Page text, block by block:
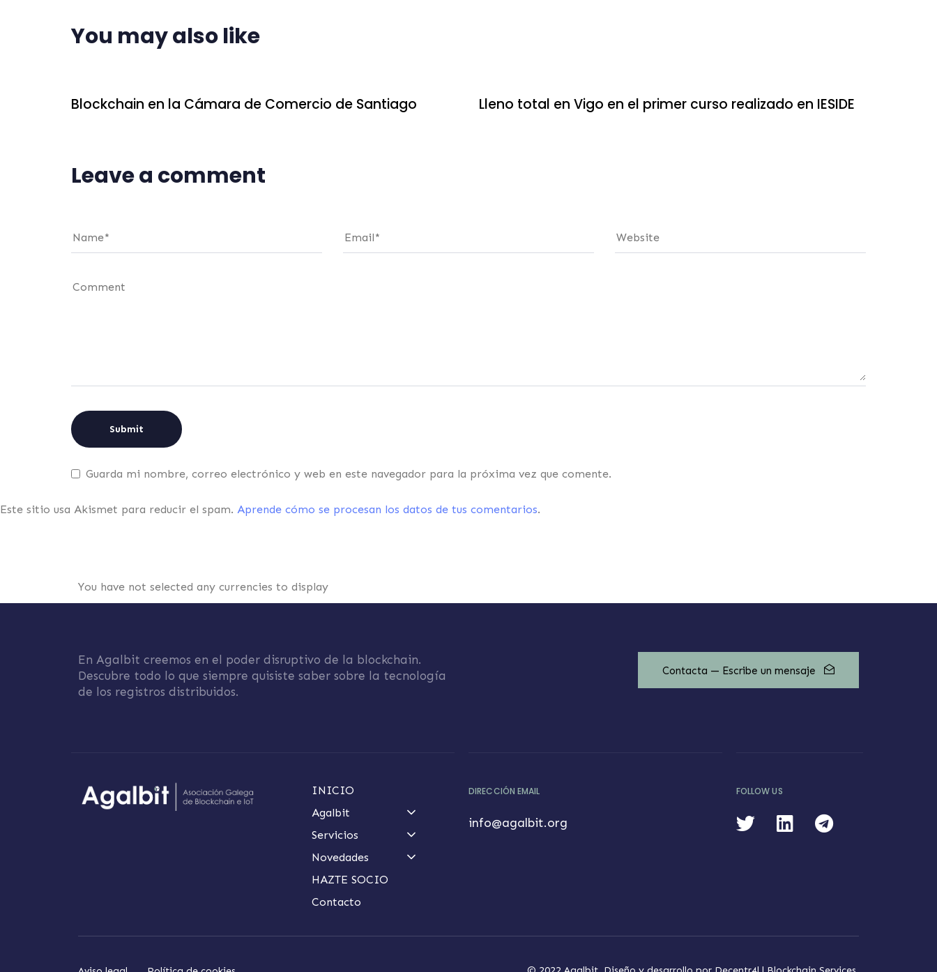
You may also like
Blockchain en la Cámara de Comercio de Santiago Lleno total en Vigo en el primer curso realizado en IESIDE
Leave a comment
Guarda mi nombre, correo electrónico y web en este navegador para la próxima vez que comente.
Este sitio usa Akismet para reducir el spam. Aprende cómo se procesan los datos de tus comentarios.
You have not selected any currencies to display
En Agalbit creemos en el poder disruptivo de la blockchain.
Descubre todo lo que siempre quisiste saber sobre la tecnología
de los registros distribuidos.
Contacta — Escribe un mensaje
INICIO
Agalbit
Servicios
Novedades
HAZTE SOCIO
Contacto
DIRECCIÓN EMAIL
info@agalbit.org
FOLLOW US